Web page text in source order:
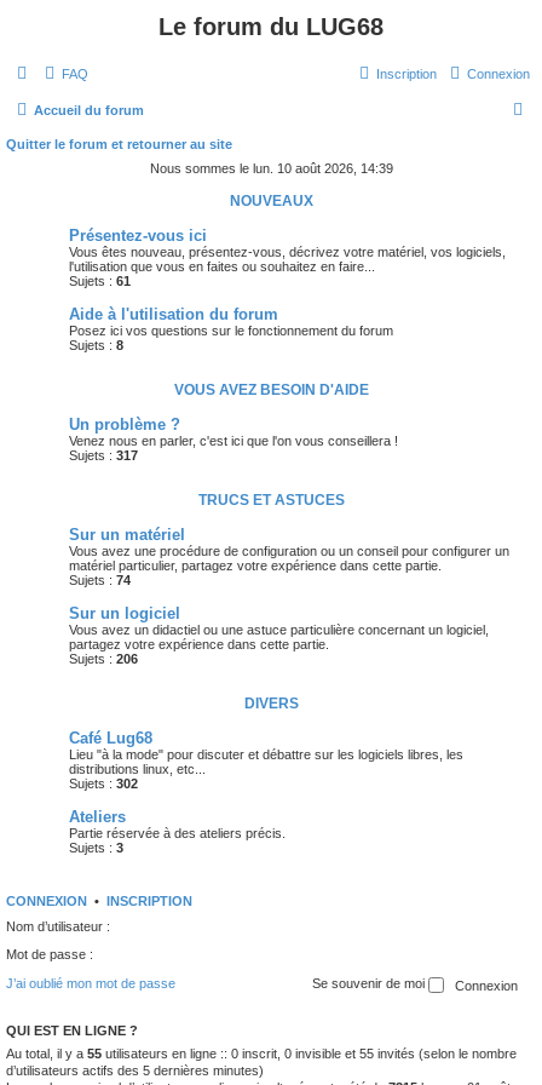
Le forum du LUG68
FAQ Connexion
Inscription
Accueil du forum
Quitter le forum et retourner au site
Nous sommes le lun. 10 août 2026, 14:39
NOUVEAUX
Présentez-vous ici
Vous êtes nouveau, présentez-vous, décrivez votre matériel, vos logiciels,
l'utilisation que vous en faites ou souhaitez en faire...
Sujets : 61
Aide à l'utilisation du forum
Posez ici vos questions sur le fonctionnement du forum
Sujets : 8
VOUS AVEZ BESOIN D'AIDE
Un problème ?
Venez nous en parler, c'est ici que l'on vous conseillera !
Sujets : 317
TRUCS ET ASTUCES
Sur un matériel
Vous avez une procédure de configuration ou un conseil pour configurer un
matériel particulier, partagez votre expérience dans cette partie.
Sujets : 74
Sur un logiciel
Vous avez un didactiel ou une astuce particulière concernant un logiciel,
partagez votre expérience dans cette partie.
Sujets : 206
DIVERS
Café Lug68
Lieu "à la mode" pour discuter et débattre sur les logiciels libres, les
distributions linux, etc...
Sujets : 302
Ateliers
Partie réservée à des ateliers précis.
Sujets : 3
CONNEXION • INSCRIPTION
Nom d’utilisateur :
Mot de passe :
J’ai oublié mon mot de passe
Se souvenir de moi
QUI EST EN LIGNE ?
Au total, il y a 55 utilisateurs en ligne :: 0 inscrit, 0 invisible et 55 invités (selon le nombre
d’utilisateurs actifs des 5 dernières minutes)